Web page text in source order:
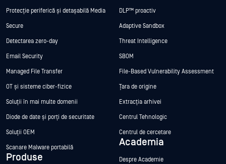
Protecție periferică și detașabilă Media
Secure
Detectarea zero-day
Email Security
Managed File Transfer
OT și sisteme ciber-fizice
Soluții în mai multe domenii
Diode de date și porți de securitate
Soluții OEM
Scanare Malware portabilă
Produse
DLP™ proactiv
Adaptive Sandbox
Threat Intelligence
SBOM
File-Based Vulnerability Assessment
Țara de origine
Extracția arhivei
Centrul Tehnologic
Centrul de cercetare
Academia
Despre Academie